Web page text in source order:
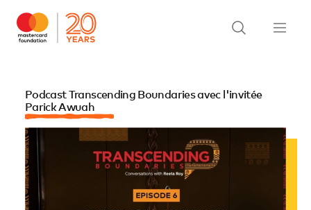
Podcast Transcending Boundaries avec l'invitée
Parick Awuah